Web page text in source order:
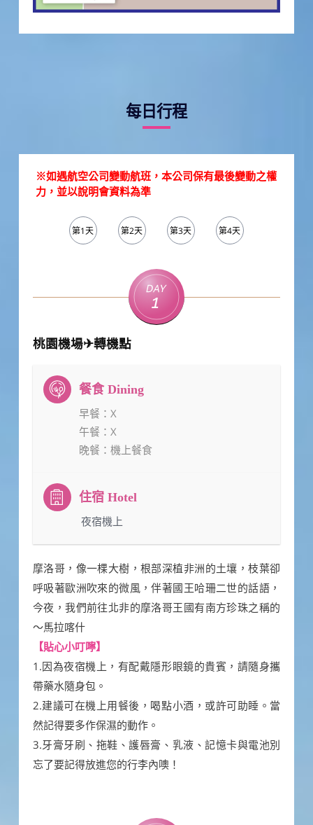
每日行程
※如遇航空公司變動航班，本公司保有最後變動之權
力，並以說明會資料為準
第1天 第2天 第3天 第4天
Day
1
桃園機場✈轉機點
早餐 ：X
午餐 ：X
晚餐 ：機上餐食
：夜宿機上
摩洛哥，像一棵大樹，根部深植非洲的土壤，枝葉卻
呼吸著歐洲吹來的微風，伴著國王哈珊二世的話語，
今夜，我們前往北非的摩洛哥王國有南方珍珠之稱的
～馬拉喀什
【貼心小叮嚀】
1.因為夜宿機上，有配戴隱形眼鏡的貴賓，請隨身攜
帶藥水隨身包。
2.建議可在機上用餐後，喝點小酒，或許可助睡。當
然記得要多作保濕的動作。
3.牙膏牙刷、拖鞋、護唇膏、乳液、記憶卡與電池別
忘了要記得放進您的行李內噢！